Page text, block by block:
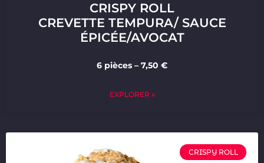
CRISPY ROLL
CREVETTE TEMPURA/ SAUCE
ÉPICÉE/AVOCAT
6 pièces – 7,50 €
EXPLORER »
CRISPY ROLL